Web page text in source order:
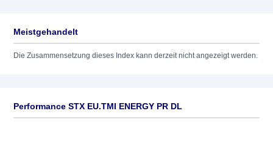
Meistgehandelt
Die Zusammensetzung dieses Index kann derzeit nicht angezeigt werden.
Performance STX EU.TMI ENERGY PR DL